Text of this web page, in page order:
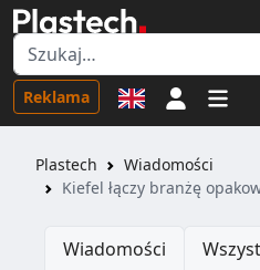
Reklama
Plastech
Wiadomości
Kiefel łączy branżę
Wiadomości